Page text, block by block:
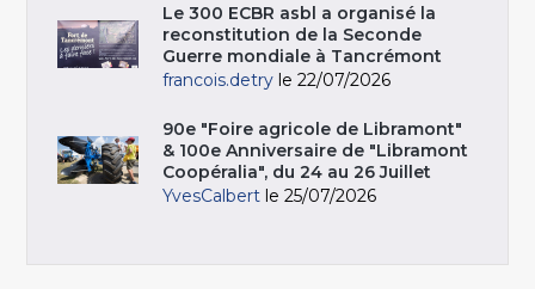
Le 300 ECBR asbl a organisé la
reconstitution de la Seconde
Guerre mondiale à Tancrémont
francois.detry le 22/07/2026
90e "Foire agricole de Libramont"
& 100e Anniversaire de "Libramont
Coopéralia", du 24 au 26 Juillet
YvesCalbert le 25/07/2026